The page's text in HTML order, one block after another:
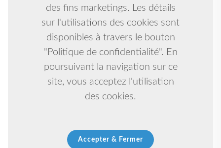
des fins marketings. Les détails
sur l'utilisations des cookies sont
disponibles à travers le bouton
"Politique de confidentialité". En
poursuivant la navigation sur ce
site, vous acceptez l'utilisation
des cookies.
Accepter & Fermer